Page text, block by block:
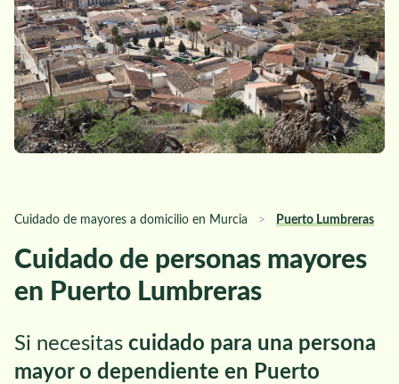
Cuidado de mayores a domicilio en Murcia > Puerto Lumbreras
Cuidado de personas mayores
en Puerto Lumbreras
Si necesitas cuidado para una persona
mayor o dependiente en Puerto